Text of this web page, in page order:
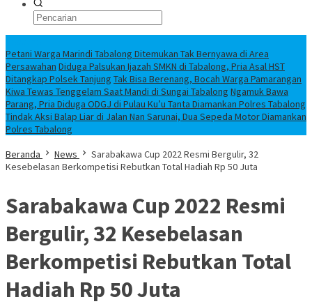
Petani Warga Marindi Tabalong Ditemukan Tak Bernyawa di Area
Persawahan Diduga Palsukan Ijazah SMKN di Tabalong, Pria Asal HST
Ditangkap Polsek Tanjung Tak Bisa Berenang, Bocah Warga Pamarangan
Kiwa Tewas Tenggelam Saat Mandi di Sungai Tabalong Ngamuk Bawa
Parang, Pria Diduga ODGJ di Pulau Ku’u Tanta Diamankan Polres Tabalong
Tindak Aksi Balap Liar di Jalan Nan Sarunai, Dua Sepeda Motor Diamankan
Polres Tabalong
Beranda
News
Sarabakawa Cup 2022 Resmi Bergulir, 32
Kesebelasan Berkompetisi Rebutkan Total Hadiah Rp 50 Juta
Sarabakawa Cup 2022 Resmi
Bergulir, 32 Kesebelasan
Berkompetisi Rebutkan Total
Hadiah Rp 50 Juta